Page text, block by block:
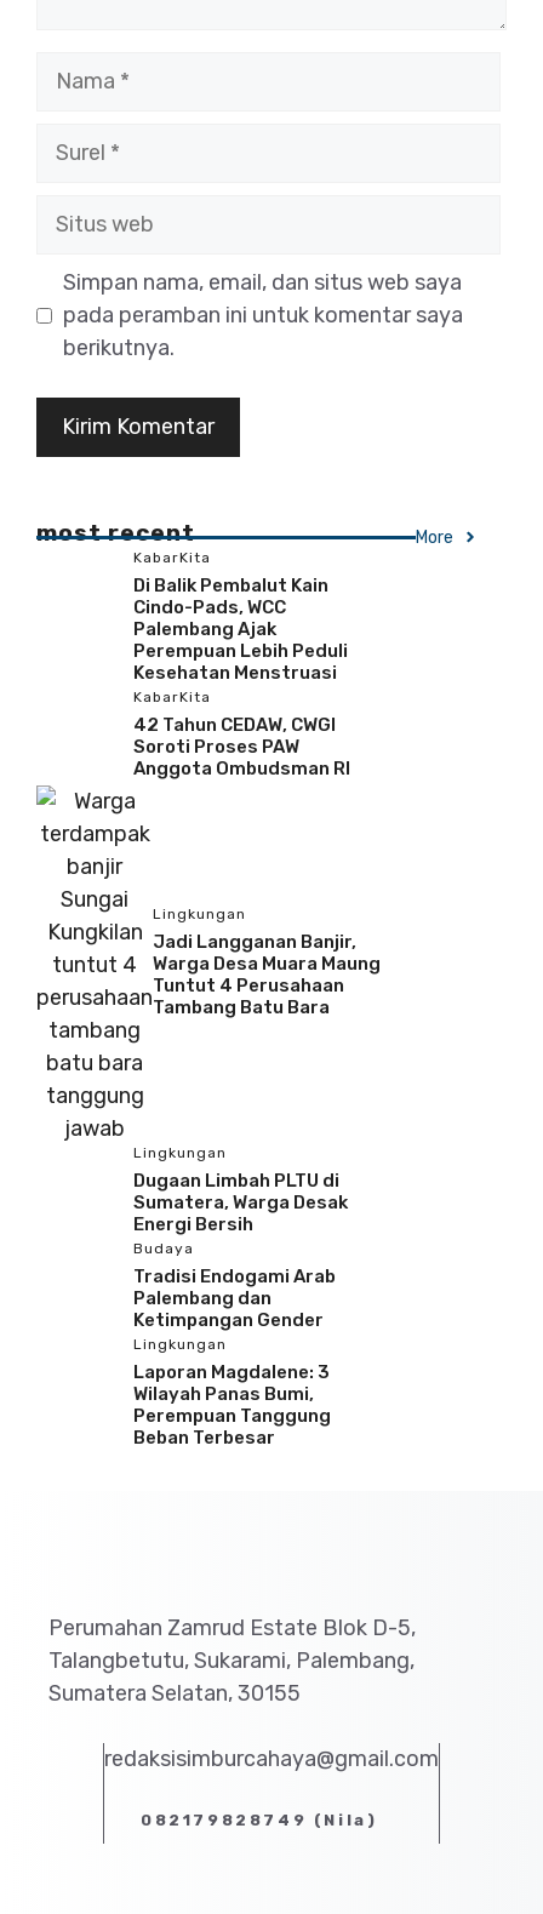
Nama
Surel
Situs
Simpan nama, email, dan situs web saya
pada peramban ini untuk komentar saya
berikutnya.
most recent More
KabarKita
Di Balik Pembalut Kain
Cindo-Pads, WCC
Palembang Ajak
Perempuan Lebih Peduli
Kesehatan Menstruasi
KabarKita
42 Tahun CEDAW, CWGI
Soroti Proses PAW
Anggota Ombudsman RI
Lingkungan
Jadi Langganan Banjir,
Warga Desa Muara Maung
Tuntut 4 Perusahaan
Tambang Batu Bara
Lingkungan
Dugaan Limbah PLTU di
Sumatera, Warga Desak
Energi Bersih
Budaya
Tradisi Endogami Arab
Palembang dan
Ketimpangan Gender
Lingkungan
Laporan Magdalene: 3
Wilayah Panas Bumi,
Perempuan Tanggung
Beban Terbesar
Perumahan Zamrud Estate Blok D-5,
Talangbetutu, Sukarami, Palembang,
Sumatera Selatan, 30155
redaksisimburcahaya@gmail.com
082179828749 (Nila)